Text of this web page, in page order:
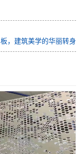
，建筑美学的华丽转身